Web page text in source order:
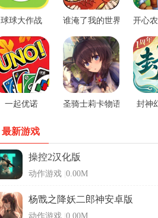
球球大作战 谁淹了我的世界游戏开心
一起优诺 圣骑士莉卡物语安卓手游
封神
最新游戏
操控2汉化版
动作游戏 0.00M
杨戬之降妖二郎神安卓版
动作游戏 0.00M